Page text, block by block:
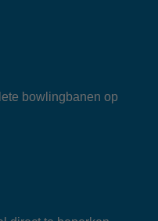
bowlingbanen op